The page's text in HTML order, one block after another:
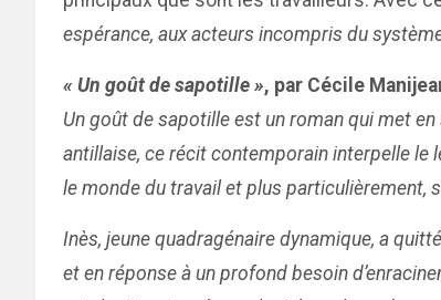
espérance, aux acteurs incompris du
« Un goût de sapotille », par Cécile
Un goût de sapotille est un roman qui met
antillaise, ce récit contemporain interpelle le
le monde du travail et plus particulièrement,
Inès, jeune quadragénaire dynamique, a
et en réponse à un profond besoin